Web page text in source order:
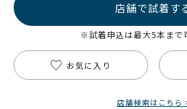
店舗で試着す
※試着申込は最大5本まで
お気に入り
店舗検索はこちら